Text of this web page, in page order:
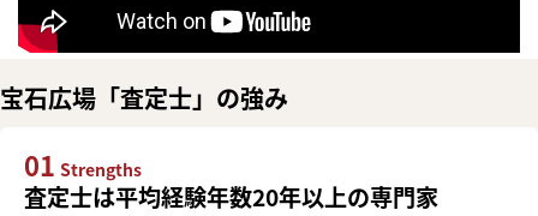
宝石広場「査定士」の強み
01 Strengths
査定士は平均経験年数20年以上の専門家